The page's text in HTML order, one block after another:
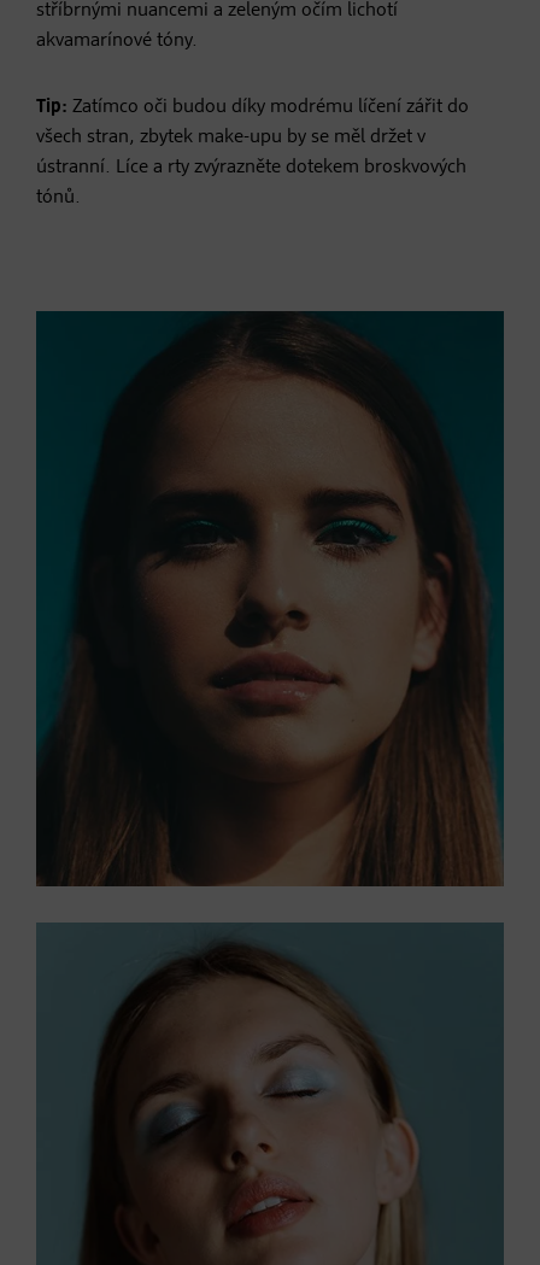
stříbrnými nuancemi a zeleným očím lichotí
akvamarínové tóny.
Tip: Zatímco oči budou díky modrému líčení zářit do
všech stran, zbytek make-upu by se měl držet v
ústranní. Líce a rty zvýrazněte dotekem broskvových
tónů.